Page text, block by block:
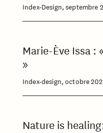
Index-Design, septembre
Marie-Ève Issa :
»
Index-design, octobre
Nature is